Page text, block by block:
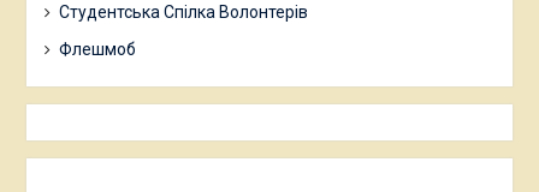
Студентська Спілка Волонтерів
Флешмоб